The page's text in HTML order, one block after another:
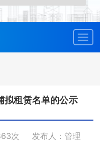
拟租赁名单的公示
次
发布人：管理